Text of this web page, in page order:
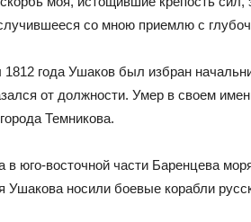
со мною приемлю с
года Ушаков был избран
от должности. Умер в своем
Темникова.
юго-восточной части Баренцева
носили боевые корабли